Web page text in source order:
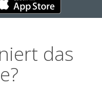
das